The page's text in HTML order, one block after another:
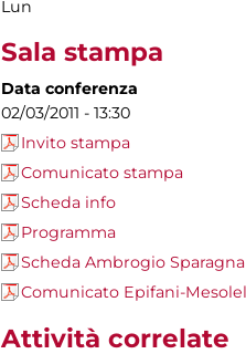
Lun
Sala stampa
Data conferenza
02/03/2011 - 13:30
Invito stampa
Comunicato stampa
Scheda info
Programma
Scheda Ambrogio
Comunicato Epifani-
Attività correlate